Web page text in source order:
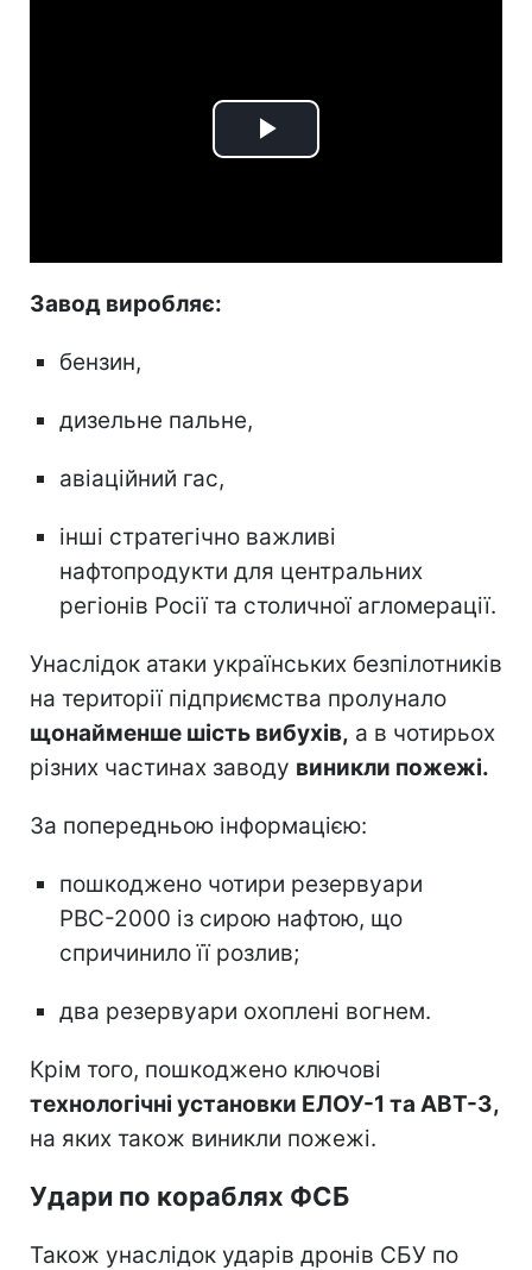
Play
Завод виробляє:
бензин,
дизельне пальне,
авіаційний гас,
інші стратегічно важливі
нафтопродукти для центральних
регіонів Росії та столичної агломерації.
Унаслідок атаки українських безпілотників
на території підприємства пролунало
щонайменше шість вибухів, а в чотирьох
різних частинах заводу виникли пожежі.
За попередньою інформацією:
пошкоджено чотири резервуари
РВС-2000 із сирою нафтою, що
спричинило її розлив;
два резервуари охоплені вогнем.
Крім того, пошкоджено ключові
технологічні установки ЕЛОУ-1 та АВТ-3,
на яких також виникли пожежі.
Удари по кораблях ФСБ
Також унаслідок ударів дронів СБУ по